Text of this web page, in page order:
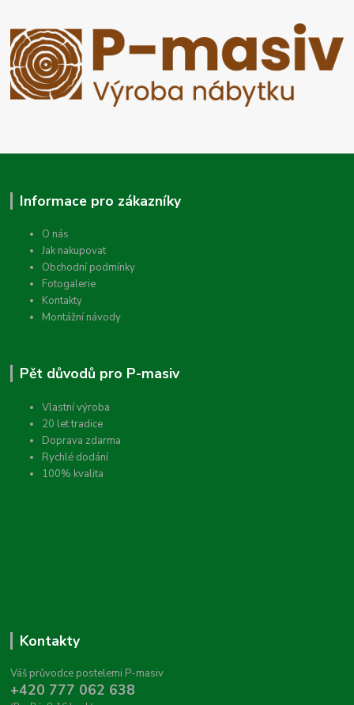
Informace pro zákazníky
O nás
Jak nakupovat
Obchodní podmínky
Fotogalerie
Kontakty
Montážní návody
Pět důvodů pro P-masiv
Vlastní výroba
20 let tradice
Doprava zdarma
Rychlé dodání
100% kvalita
Kontakty
Váš průvodce postelemi P-masiv
+420 777 062 638